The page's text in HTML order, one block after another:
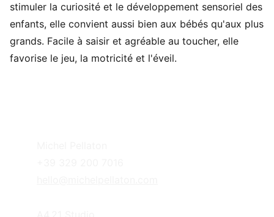
stimuler la curiosité et le développement sensoriel des
enfants, elle convient aussi bien aux bébés qu'aux plus
grands. Facile à saisir et agréable au toucher, elle
favorise le jeu, la motricité et l'éveil.